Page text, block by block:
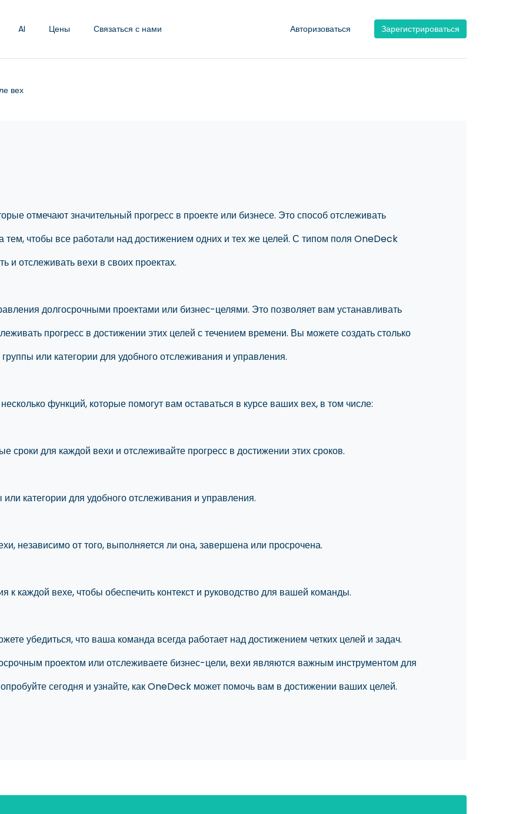
AI Цены Связаться с нами Зарегистрироваться
Авторизоваться
вех
отмечают значительный прогресс в проекте или бизнесе. Это способ отслеживать
тем, чтобы все работали над достижением одних и тех же целей. С типом поля OneDeck
и отслеживать вехи в своих проектах.
долгосрочными проектами или бизнес-целями. Это позволяет вам устанавливать
прогресс в достижении этих целей с течением времени. Вы можете создать столько
или категории для удобного отслеживания и управления.
функций, которые помогут вам оставаться в курсе ваших вех, в том числе:
сроки для каждой вехи и отслеживайте прогресс в достижении этих сроков.
категории для удобного отслеживания и управления.
независимо от того, выполняется ли она, завершена или просрочена.
к каждой вехе, чтобы обеспечить контекст и руководство для вашей команды.
убедиться, что ваша команда всегда работает над достижением четких целей и задач.
проектом или отслеживаете бизнес-цели, вехи являются важным инструментом для
сегодня и узнайте, как OneDeck может помочь вам в достижении ваших целей.